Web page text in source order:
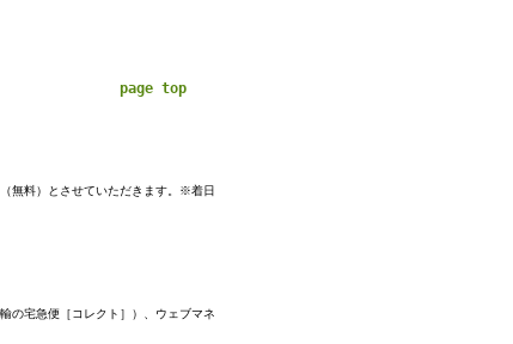
page top
無料）とさせていただきます。※着日
の宅急便［コレクト］）、ウェブマネ